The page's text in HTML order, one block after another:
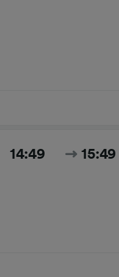
14:49 15:49